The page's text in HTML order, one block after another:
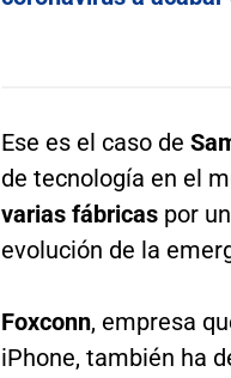
Ese es el caso de
de tecnología en el
varias fábricaspor
evolución de la
Foxconn, empresa
iPhone, también ha